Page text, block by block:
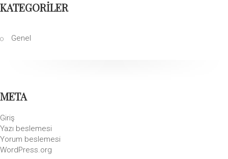
KATEGORILER
Genel
META
Giriş
Yazı beslemesi
Yorum beslemesi
WordPress.org